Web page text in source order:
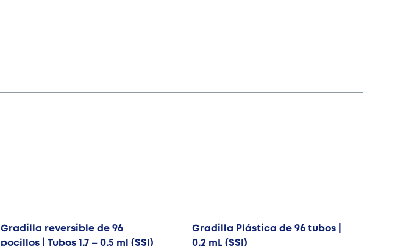
Gradilla reversible de 96
pocillos | Tubos 1,7 – 0,5 ml (SSI)
Gradilla Plástica de 96 tubos |
0,2 mL (SSI)